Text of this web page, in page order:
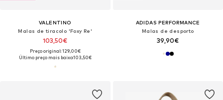
VALENTINO
Malas de tiracolo 'Foxy Re'
103,50€
Preço original: 129,00€
Último preço mais baixo:103,50€
ADIDAS PERFORMANCE
Malas de desporto
39,90€